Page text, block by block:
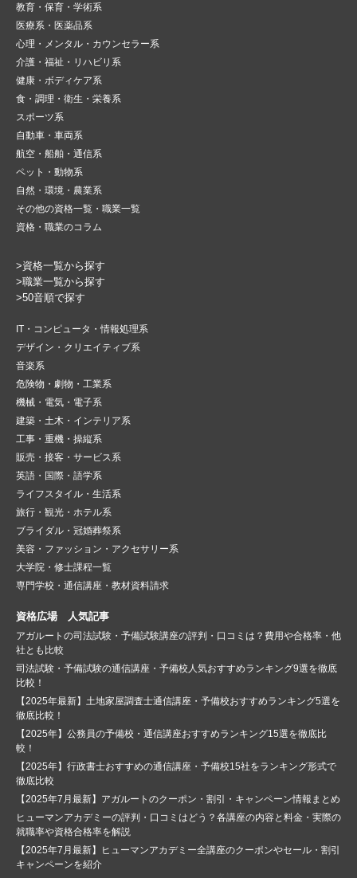
教育・保育・学術系
医療系・医薬品系
心理・メンタル・カウンセラー系
介護・福祉・リハビリ系
健康・ボディケア系
食・調理・衛生・栄養系
スポーツ系
自動車・車両系
航空・船舶・通信系
ペット・動物系
自然・環境・農業系
その他の資格一覧・職業一覧
資格・職業のコラム
>資格一覧から探す
>職業一覧から探す
>50音順で探す
IT・コンピュータ・情報処理系
デザイン・クリエイティブ系
音楽系
危険物・劇物・工業系
機械・電気・電子系
建築・土木・インテリア系
工事・重機・操縦系
販売・接客・サービス系
英語・国際・語学系
ライフスタイル・生活系
旅行・観光・ホテル系
ブライダル・冠婚葬祭系
美容・ファッション・アクセサリー系
大学院・修士課程一覧
専門学校・通信講座・教材資料請求
資格広場 人気記事
アガルートの司法試験・予備試験講座の評判・口コミは？費用や合格率・他
社とも比較
司法試験・予備試験の通信講座・予備校人気おすすめランキング9選を徹底
比較！
【2025年最新】土地家屋調査士通信講座・予備校おすすめランキング5選を
徹底比較！
【2025年】公務員の予備校・通信講座おすすめランキング15選を徹底比
較！
【2025年】行政書士おすすめの通信講座・予備校15社をランキング形式で
徹底比較
【2025年7月最新】アガルートのクーポン・割引・キャンペーン情報まとめ
ヒューマンアカデミーの評判・口コミはどう？各講座の内容と料金・実際の
就職率や資格合格率を解説
【2025年7月最新】ヒューマンアカデミー全講座のクーポンやセール・割引
キャンペーンを紹介